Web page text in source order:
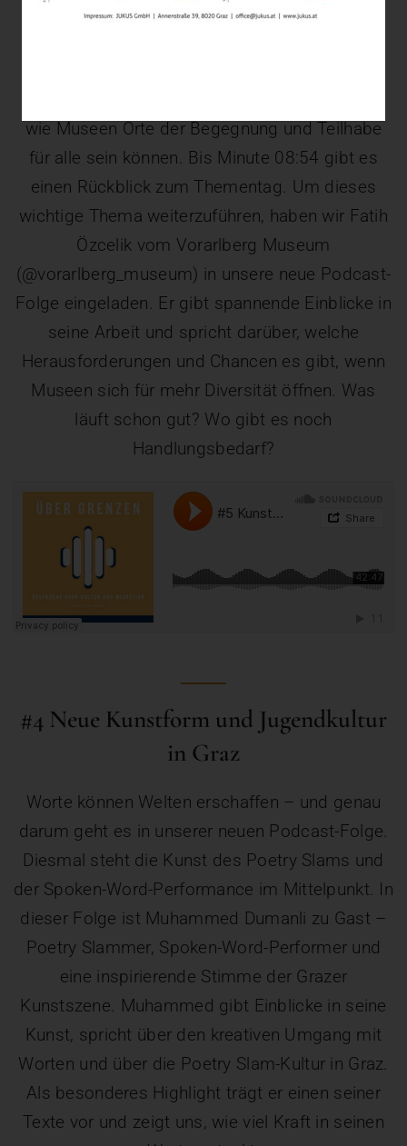
Letzte Woche haben wir beim Thementag von
wie Museen Orte der Begegnung und Teilhabe
für alle sein können. Bis Minute 08:54 gibt es
einen Rückblick zum Thementag. Um dieses
wichtige Thema weiterzuführen, haben wir Fatih
Özcelik vom Vorarlberg Museum
(@vorarlberg_museum) in unsere neue Podcast-
Folge eingeladen. Er gibt spannende Einblicke in
seine Arbeit und spricht darüber, welche
Herausforderungen und Chancen es gibt, wenn
Museen sich für mehr Diversität öffnen. Was
läuft schon gut? Wo gibt es noch
Handlungsbedarf?
#4 Neue Kunstform und Jugendkultur
in Graz
Worte können Welten erschaffen – und genau
darum geht es in unserer neuen Podcast-Folge.
Diesmal steht die Kunst des Poetry Slams und
der Spoken-Word-Performance im Mittelpunkt. In
dieser Folge ist Muhammed Dumanli zu Gast –
Poetry Slammer, Spoken-Word-Performer und
eine inspirierende Stimme der Grazer
Kunstszene. Muhammed gibt Einblicke in seine
Kunst, spricht über den kreativen Umgang mit
Worten und über die Poetry Slam-Kultur in Graz.
Als besonderes Highlight trägt er einen seiner
Texte vor und zeigt uns, wie viel Kraft in seinen